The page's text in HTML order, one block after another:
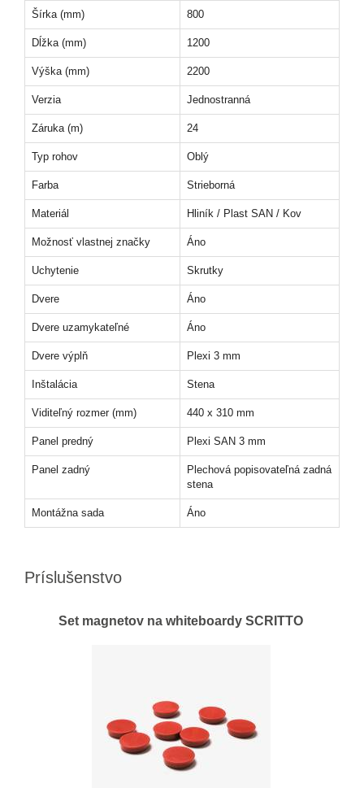
Šírka (mm) 800
Dĺžka (mm) 1200
Výška (mm) 2200
Verzia Jednostranná
Záruka (m) 24
Typ rohov Oblý
Farba Strieborná
Materiál Hliník / Plast SAN / Kov
Možnosť vlastnej značky Áno
Uchytenie Skrutky
Dvere Áno
Dvere uzamykateľné Áno
Dvere výplň Plexi 3 mm
Inštalácia Stena
Viditeľný rozmer (mm) 440 x 310 mm
Panel predný Plexi SAN 3 mm
Panel zadný
Plechová popisovateľná zadná
stena
Montážna sada Áno
Príslušenstvo
Set magnetov na whiteboardy SCRITTO